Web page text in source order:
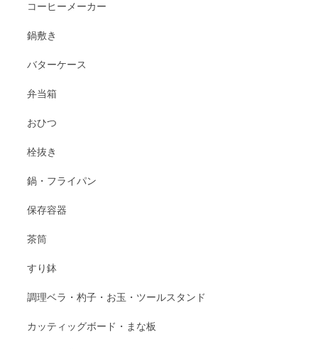
コーヒーメーカー
鍋敷き
バターケース
弁当箱
おひつ
栓抜き
鍋・フライパン
保存容器
茶筒
すり鉢
調理ベラ・杓子・お玉・ツールスタンド
カッティッグボード・まな板